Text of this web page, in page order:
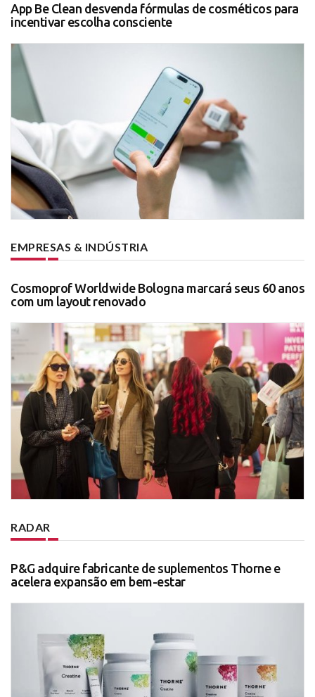
App Be Clean desvenda fórmulas de cosméticos para
incentivar escolha consciente
EMPRESAS & INDÚSTRIA
Cosmoprof Worldwide Bologna marcará seus 60 anos
com um layout renovado
RADAR
P&G adquire fabricante de suplementos Thorne e
acelera expansão em bem-estar